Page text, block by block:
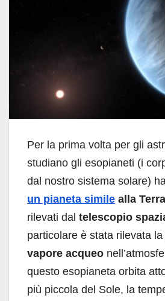
Per la prima volta per gli
studiano gli esopianeti (i
dal nostro sistema solare)
un pianeta simile alla Terra
rilevati dal telescopio
particolare è stata rilevata
vapore acqueo
questo esopianeta orbita
più piccola del Sole, la